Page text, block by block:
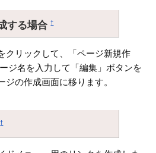
する場合†
クリックして、「ページ新規作
ジ名を入力して「編集」ボタンを
の作成画面に移ります。
†